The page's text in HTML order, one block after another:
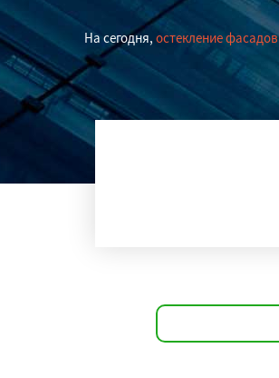
На сегодня, остекление фасадов